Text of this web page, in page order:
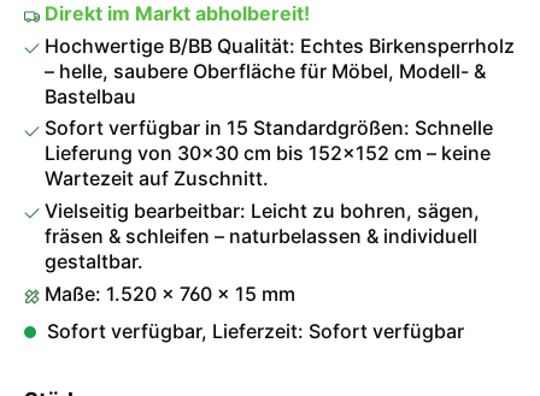
Direkt im Markt abholbereit!
Hochwertige B/BB Qualität: Echtes Birkensperrholz
– helle, saubere Oberfläche für Möbel, Modell- &
Bastelbau
Sofort verfügbar in 15 Standardgrößen: Schnelle
Lieferung von 30×30 cm bis 152×152 cm – keine
Wartezeit auf Zuschnitt.
Vielseitig bearbeitbar: Leicht zu bohren, sägen,
fräsen & schleifen – naturbelassen & individuell
gestaltbar.
Maße: 1.520 × 760 × 15 mm
Sofort verfügbar, Lieferzeit: Sofort verfügbar